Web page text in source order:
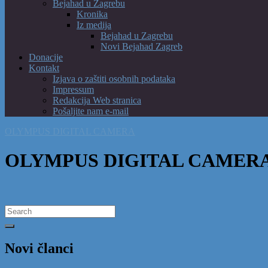
Bejahad u Zagrebu
Kronika
Iz medija
Bejahad u Zagrebu
Novi Bejahad Zagreb
Donacije
Kontakt
Izjava o zaštiti osobnih podataka
Impressum
Redakcija Web stranica
Pošaljite nam e-mail
OLYMPUS DIGITAL
Search
for:
Novi članci